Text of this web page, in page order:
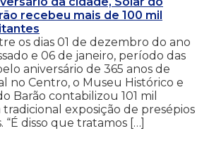
recebeu mais de 100 mil
os dias 01 de dezembro do ano
e 06 de janeiro, período das
aniversário de 365 anos de
no Centro, o Museu Histórico e
Barão contabilizou 101 mil
tradicional exposição de presépios
“É disso que tratamos […]